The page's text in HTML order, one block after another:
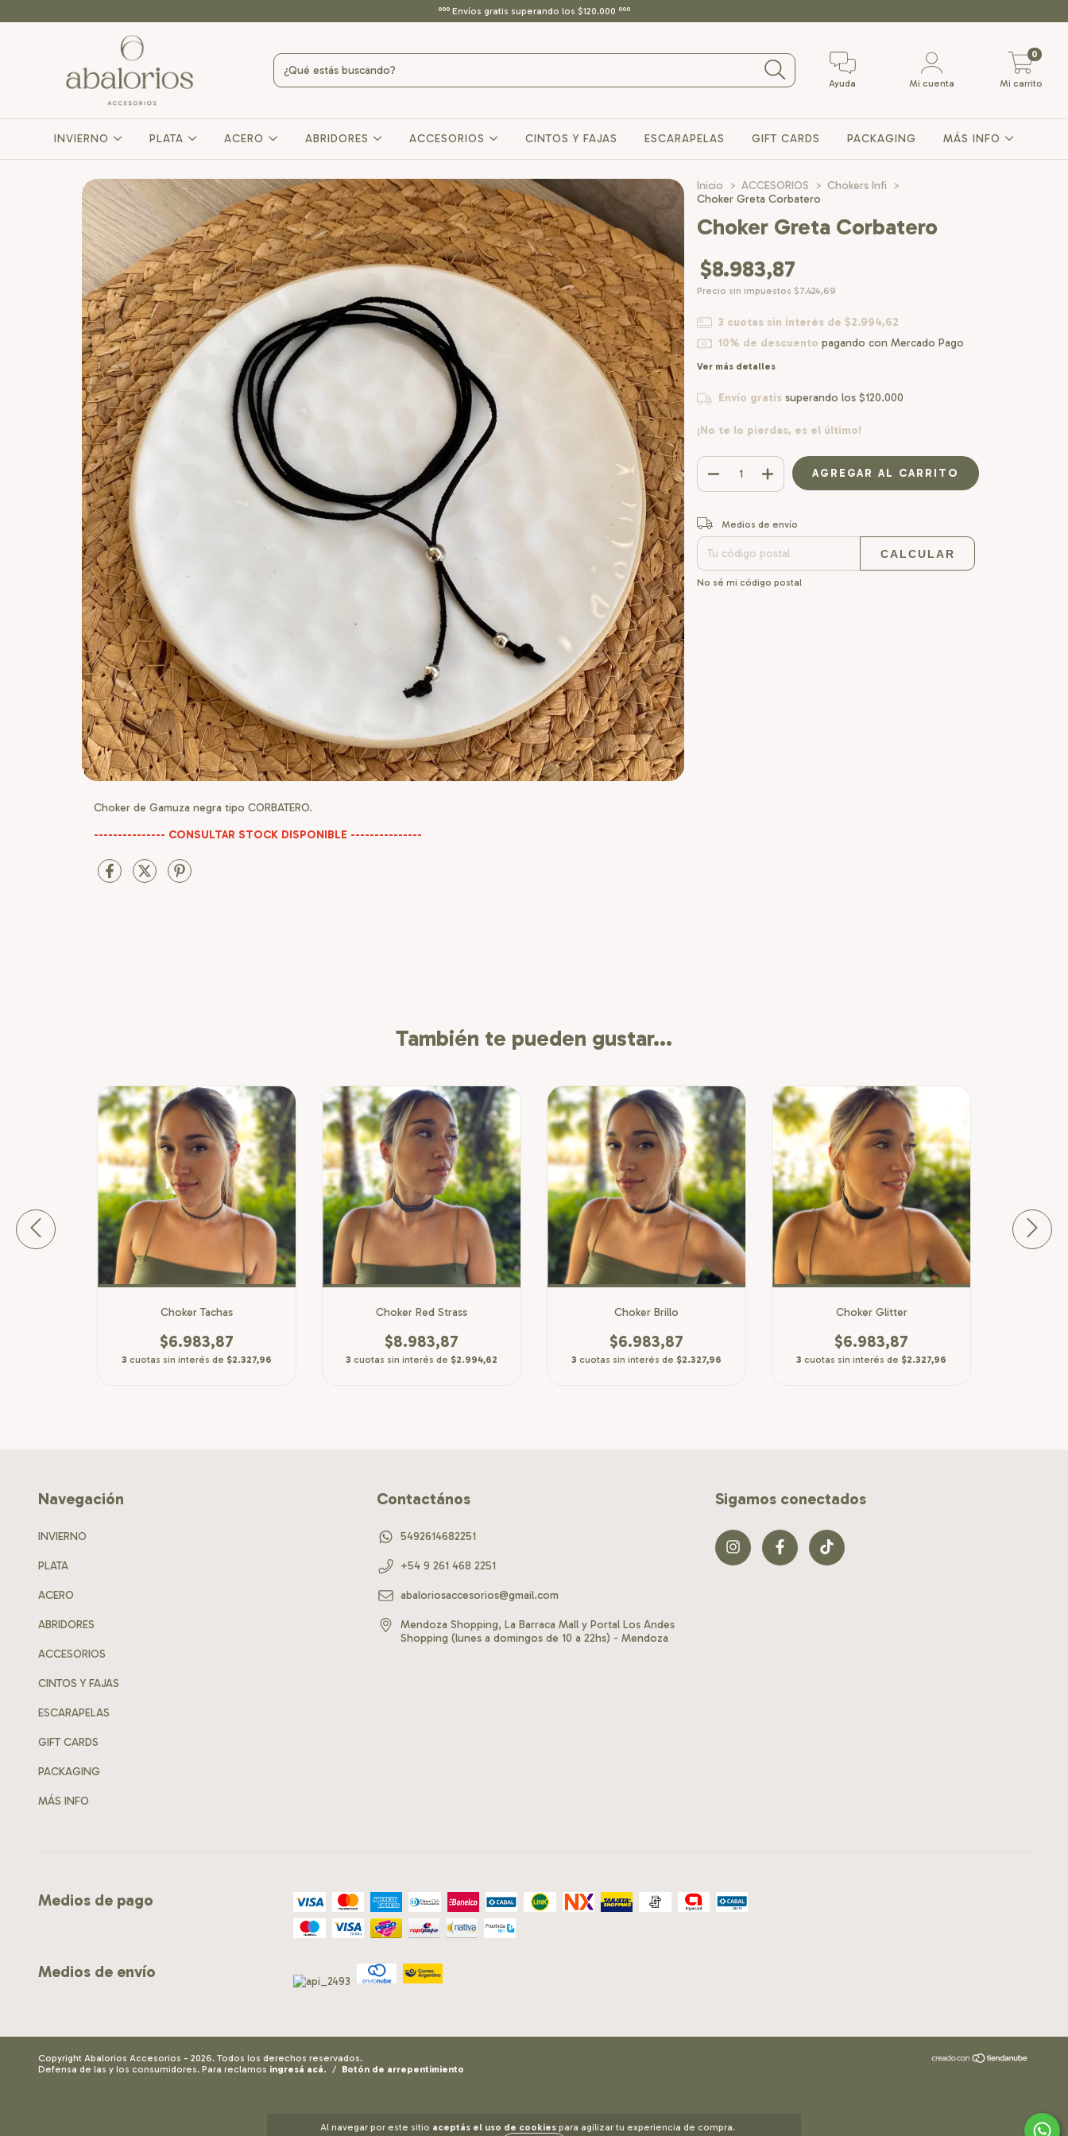
ººº Envíos gratis superando los $120.000 ººº
Ayuda Mi cuenta Mi carrito
0
INVIERNO PLATA ACERO ABRIDORES ACCESORIOS CINTOS Y FAJAS ESCARAPELAS GIFT CARDS PACKAGING MÁS INFO
Al navegar por este sitio aceptás el uso de cookies para agilizar tu experiencia de compra.
Choker de Gamuza negra tipo CORBATERO.
--------------- CONSULTAR STOCK DISPONIBLE ---------------
Inicio > ACCESORIOS > Chokers Infi >
Choker Greta Corbatero
Choker Greta Corbatero
$8.983,87
Precio sin impuestos $7.424,69
3 cuotas sin interés de $2.994,62
10% de descuento pagando con Mercado Pago
Ver más detalles
Envío gratis superando los $120.000
¡No te lo pierdas, es el último!
Entregas para el CP:
Medios de envío
CALCULAR
No sé mi código postal
También te pueden gustar...
Choker Tachas
$6.983,87
3 cuotas sin interés de $2.327,96
Choker Red Strass
$8.983,87
3 cuotas sin interés de $2.994,62
Choker Brillo
$6.983,87
3 cuotas sin interés de $2.327,96
Choker Glitter
$6.983,87
3 cuotas sin interés de $2.327,96
Navegación
INVIERNO
PLATA
ACERO
ABRIDORES
ACCESORIOS
CINTOS Y FAJAS
ESCARAPELAS
GIFT CARDS
PACKAGING
MÁS INFO
Contactános
5492614682251
+54 9 261 468 2251
abaloriosaccesorios@gmail.com
Mendoza Shopping, La Barraca Mall y Portal Los Andes
Shopping (lunes a domingos de 10 a 22hs) - Mendoza
Sigamos conectados
Medios de pago
Medios de envío
Copyright Abalorios Accesorios - 2026. Todos los derechos reservados.
Defensa de las y los consumidores. Para reclamos ingresá acá. / Botón de arrepentimiento